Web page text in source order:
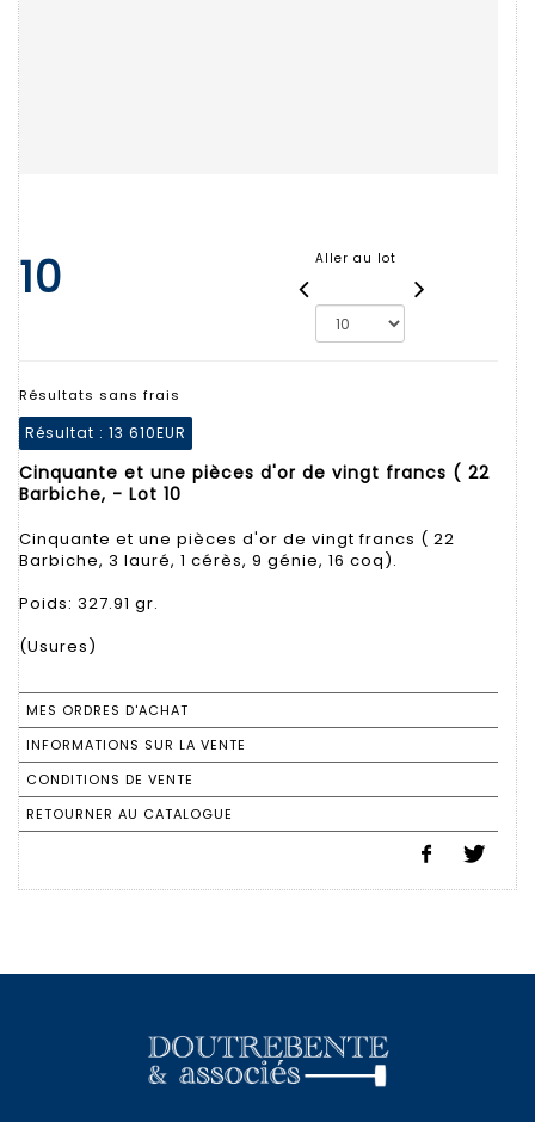
10 Aller au lot
Résultats sans frais
Résultat : 13 610EUR
Cinquante et une pièces d'or de vingt francs ( 22
Barbiche, - Lot 10
Cinquante et une pièces d'or de vingt francs ( 22
Barbiche, 3 lauré, 1 cérès, 9 génie, 16 coq).
Poids: 327.91 gr.
(Usures)
MES ORDRES D'ACHAT
INFORMATIONS SUR LA VENTE
CONDITIONS DE VENTE
RETOURNER AU CATALOGUE